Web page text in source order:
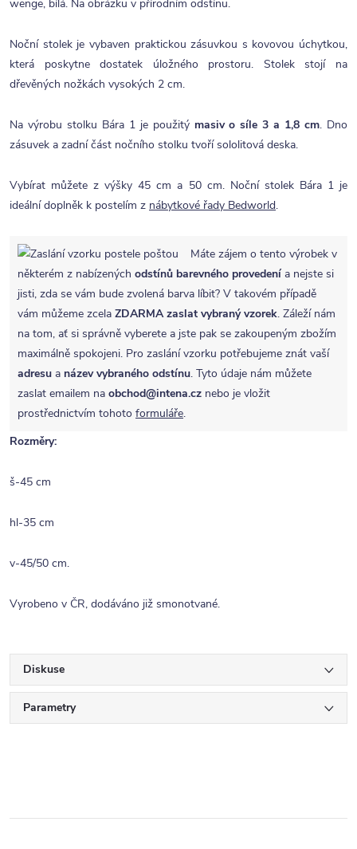
wenge, bílá. Na obrázku v přírodním odstínu.
Noční stolek je vybaven praktickou zásuvkou s kovovou úchytkou,
která poskytne dostatek úložného prostoru. Stolek stojí na
dřevěných nožkách vysokých 2 cm.
Na výrobu stolku Bára 1 je použitý masiv o síle 3 a 1,8 cm. Dno
zásuvek a zadní část nočního stolku tvoří sololitová deska.
Vybírat můžete z výšky 45 cm a 50 cm. Noční stolek Bára 1 je
ideální doplněk k postelím z nábytkové řady Bedworld.
Máte zájem o tento výrobek v
některém z nabízených odstínů barevného provedení a nejste si
jisti, zda se vám bude zvolená barva líbit? V takovém případě
vám můžeme zcela ZDARMA zaslat vybraný vzorek. Záleží nám
na tom, ať si správně vyberete a jste pak se zakoupeným zbožím
maximálně spokojeni. Pro zaslání vzorku potřebujeme znát vaší
adresu a název vybraného odstínu. Tyto údaje nám můžete
zaslat emailem na obchod@intena.cz nebo je vložit
prostřednictvím tohoto formuláře.
Rozměry:
š-45 cm
hl-35 cm
v-45/50 cm.
Vyrobeno v ČR, dodáváno již smonotvané.
Diskuse
Parametry